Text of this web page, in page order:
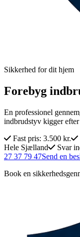
Sikkerhed for dit hjem
Forebyg
En professionel
indbrudstyv kigger
Fast pris: 3.500 kr.
Hele Sjælland
Svar
27 37 79 47Send en
Book en